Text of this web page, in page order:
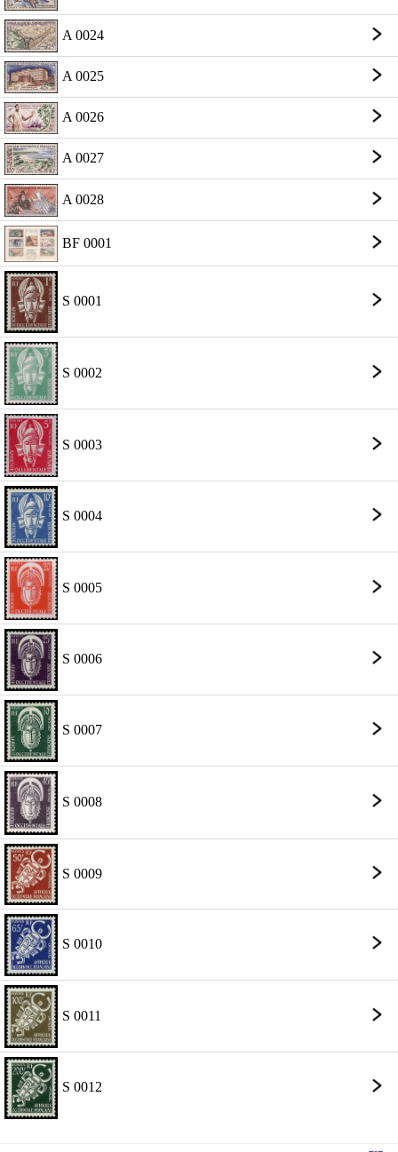
A 0024
A 0025
A 0026
A 0027
A 0028
BF 0001
S 0001
S 0002
S 0003
S 0004
S 0005
S 0006
S 0007
S 0008
S 0009
S 0010
S 0011
S 0012